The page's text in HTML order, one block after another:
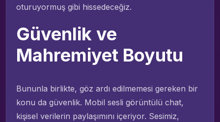
oturuyormuş gibi hissedeceğiz.
Güvenlik ve
Mahremiyet Boyutu
Bununla birlikte, göz ardı edilmemesi gereken bir
konu da güvenlik. Mobil sesli görüntülü chat,
kişisel verilerin paylaşımını içeriyor. Sesimiz,